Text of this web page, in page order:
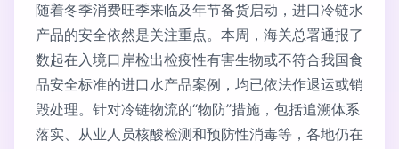
随着冬季消费旺季来临及年节备货启动，进口冷链水
产品的安全依然是关注重点。本周，海关总署通报了
数起在入境口岸检出检疫性有害生物或不符合我国食
品安全标准的进口水产品案例，均已依法作退运或销
毁处理。针对冷链物流的“物防”措施，包括追溯体系
落实、从业人员核酸检测和预防性消毒等，各地仍在